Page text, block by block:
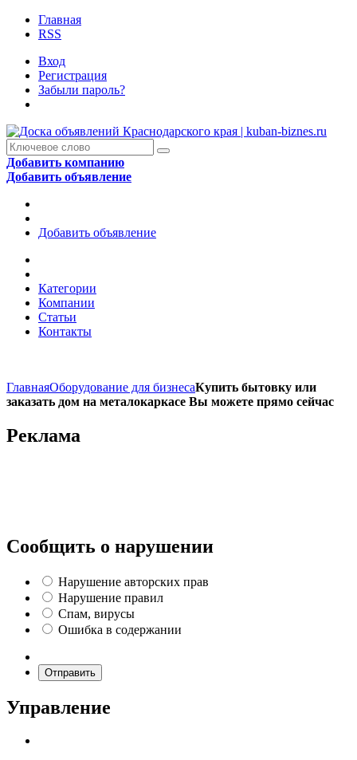
Главная
RSS
Вход
Регистрация
Забыли пароль?
Добавить компанию
Добавить объявление
Добавить объявление
Категории
Компании
Статьи
Контакты
ГлавнаяОборудование для бизнесаКупить бытовку или
заказать дом на металокаркасе Вы можете прямо сейчас
Реклама
Сообщить о нарушении
Нарушение авторских прав
Нарушение правил
Спам, вирусы
Ошибка в содержании
Отправить
Управление